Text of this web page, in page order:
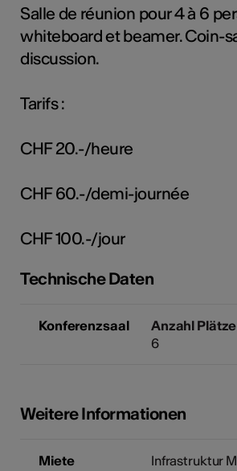
Salle de réunion pour 4 à 6
whiteboard et beamer. Coin-
discussion.
Tarifs :
CHF 20.-/heure
CHF 60.-/demi-journée
CHF 100.-/jour
Technische Daten
Konferenzsaal
Anzahl
6
Weitere Informationen
Miete
Infrastruktur